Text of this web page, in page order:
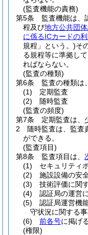
(監査機能の責務)
第5条
監査機能は、
程及び地方公共団
に係るICカードの
規程」という。)そ
る規程等に準拠し
ればならない。
(監査の種類)
第6条
監査の種類は、
(1)
定期監査
(2)
随時監査
(監査の頻度)
第7条
定期監査は、
2
随時監査は、監査
ができる。
(監査項目)
第8条
監査項目は、
(1)
セキュリティ
(2)
施設設備の安
(3)
技術評価に関
(4)
認証局の運営
(5)
認証局運営機
守状況に関する
(6)
前各号に掲げ
(権限)